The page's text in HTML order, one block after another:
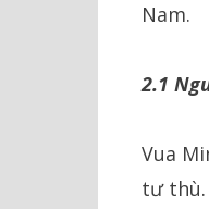
Nam.
2.1
Vua
tư thù.